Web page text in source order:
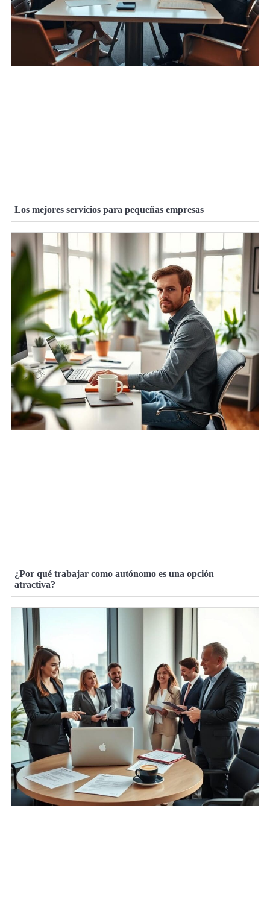
Los mejores servicios para pequeñas empresas
¿Por qué trabajar como autónomo es una opción
atractiva?